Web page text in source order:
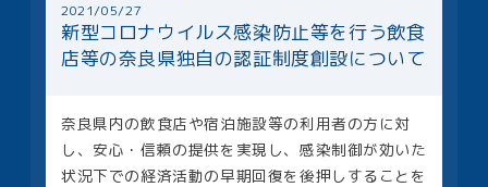
2021/05/27
新型コロナウイルス感染防止等を行う飲食
店等の奈良県独自の認証制度創設について
奈良県内の飲食店や宿泊施設等の利用者の方に対
し、安心・信頼の提供を実現し、感染制御が効いた
状況下での経済活動の早期回復を後押しすることを